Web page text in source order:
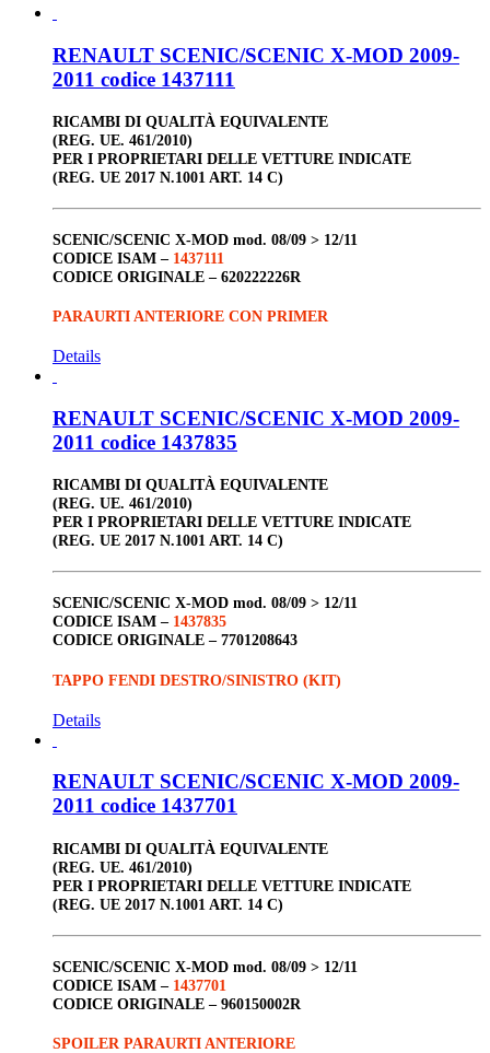
RENAULT SCENIC/SCENIC X-MOD 2009-
2011 codice 1437111
RICAMBI DI QUALITÀ EQUIVALENTE
(REG. UE. 461/2010)
PER I PROPRIETARI DELLE VETTURE INDICATE
(REG. UE 2017 N.1001 ART. 14 C)
SCENIC/SCENIC X-MOD mod. 08/09 > 12/11
CODICE ISAM – 1437111
CODICE ORIGINALE – 620222226R
PARAURTI ANTERIORE CON PRIMER
Details
RENAULT SCENIC/SCENIC X-MOD 2009-
2011 codice 1437835
RICAMBI DI QUALITÀ EQUIVALENTE
(REG. UE. 461/2010)
PER I PROPRIETARI DELLE VETTURE INDICATE
(REG. UE 2017 N.1001 ART. 14 C)
SCENIC/SCENIC X-MOD mod. 08/09 > 12/11
CODICE ISAM – 1437835
CODICE ORIGINALE – 7701208643
TAPPO FENDI DESTRO/SINISTRO (KIT)
Details
RENAULT SCENIC/SCENIC X-MOD 2009-
2011 codice 1437701
RICAMBI DI QUALITÀ EQUIVALENTE
(REG. UE. 461/2010)
PER I PROPRIETARI DELLE VETTURE INDICATE
(REG. UE 2017 N.1001 ART. 14 C)
SCENIC/SCENIC X-MOD mod. 08/09 > 12/11
CODICE ISAM – 1437701
CODICE ORIGINALE – 960150002R
SPOILER PARAURTI ANTERIORE